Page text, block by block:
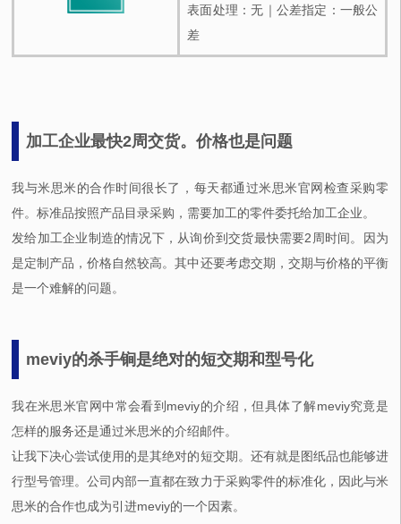
表面处理：无｜公差指定：一般公
差
加工企业最快2周交货。价格也是问题
我与米思米的合作时间很长了，每天都通过米思米官网检查采购零
件。标准品按照产品目录采购，需要加工的零件委托给加工企业。
发给加工企业制造的情况下，从询价到交货最快需要2周时间。因为
是定制产品，价格自然较高。其中还要考虑交期，交期与价格的平衡
是一个难解的问题。
meviy的杀手锏是绝对的短交期和型号化
我在米思米官网中常会看到meviy的介绍，但具体了解meviy究竟是
怎样的服务还是通过米思米的介绍邮件。
让我下决心尝试使用的是其绝对的短交期。还有就是图纸品也能够进
行型号管理。公司内部一直都在致力于采购零件的标准化，因此与米
思米的合作也成为引进meviy的一个因素。